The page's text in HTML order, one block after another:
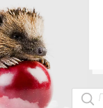
Каталог
Гортензии
Грунты